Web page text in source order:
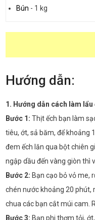
Bún - 1 kg
Hướng dẫn:
1. Hướng dẫn cách làm
Bước 1: Thịt ếch bạn làm
tiêu, ớt, sả băm, để khoảng
đem ếch lăn qua bột chiên
ngập dầu đến vàng giòn thì
Bước 2: Bạn cạo bỏ vỏ me,
chén nước khoảng 20 phút,
chua các bạn cắt múi cam.
Bước 3: Bạn phi thơm tỏi,